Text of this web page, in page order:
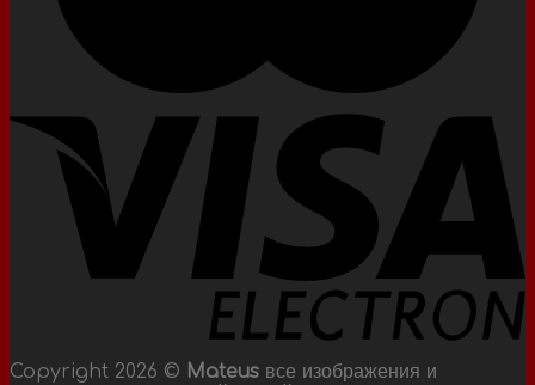
Copyright 2026 © Mateus все изображения и